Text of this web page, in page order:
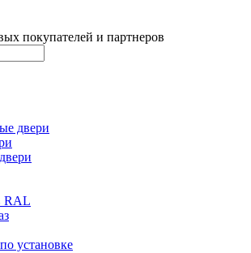
покупателей и партнеров
двери
RAL
установке